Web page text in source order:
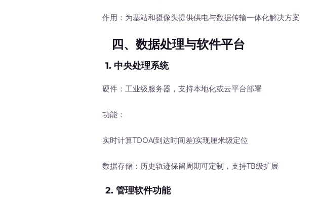
作用：为基站和摄像头提供供电与数据传输一体化解决方案
四、数据处理与软件平台
1. 中央处理系统
硬件：工业级服务器，支持本地化或云平台部署
功能：
实时计算TDOA(到达时间差)实现厘米级定位
数据存储：历史轨迹保留周期可定制，支持TB级扩展
2.管理软件功能